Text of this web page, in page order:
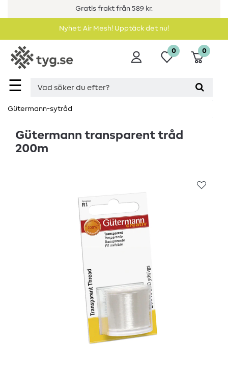
Gratis frakt från 589 kr.
Nyhet: Air Mesh! Upptäck det nu!
☰
0 0
Gütermann-sytråd
Gütermann transparent tråd
200m